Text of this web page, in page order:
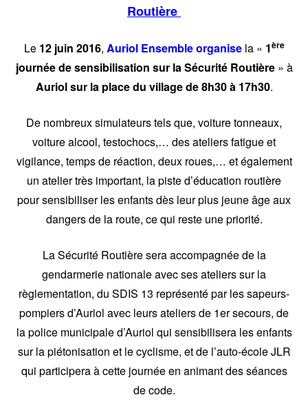
Routière
Le 12 juin 2016, Auriol Ensemble organisela « 1ère
journée de sensibilisation sur la Sécurité Routière» à
Auriol sur la place du village de 8h30 à 17h30.
De nombreux simulateurs tels que, voiture tonneaux,
voiture alcool, testochocs,… des ateliers fatigue et
vigilance, temps de réaction, deux roues,… et également
un atelier très important, la piste d’éducation routière
pour sensibiliser les enfants dès leur plus jeune âge aux
dangers de la route, ce qui reste une priorité.
La Sécurité Routière sera accompagnée de la
gendarmerie nationale avec ses ateliers sur la
règlementation, du SDIS 13 représenté par les sapeurs-
pompiers d’Auriol avec leurs ateliers de 1er secours, de
la police municipale d’Auriol qui sensibilisera les enfants
sur la piétonisation et le cyclisme, et de l’auto-école JLR
qui participera à cette journée en animant des séances
de code.